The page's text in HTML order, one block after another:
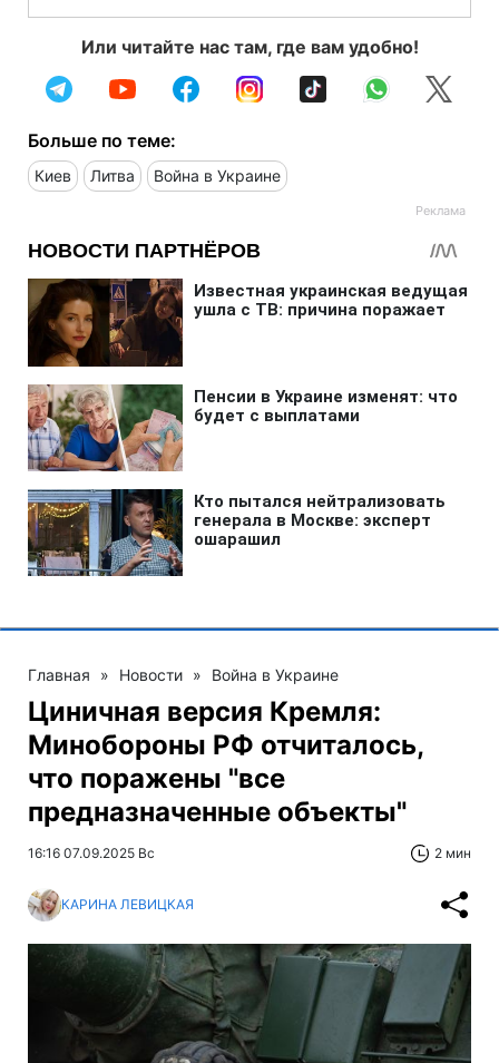
Или читайте нас там, где вам удобно!
Больше по теме:
Киев Литва Война в Украине
Главная » Новости » Война в Украине
Циничная версия Кремля:
Минобороны РФ отчиталось,
что поражены "все
предназначенные объекты"
16:16 07.09.2025 Вс 2 мин
КАРИНА ЛЕВИЦКАЯ